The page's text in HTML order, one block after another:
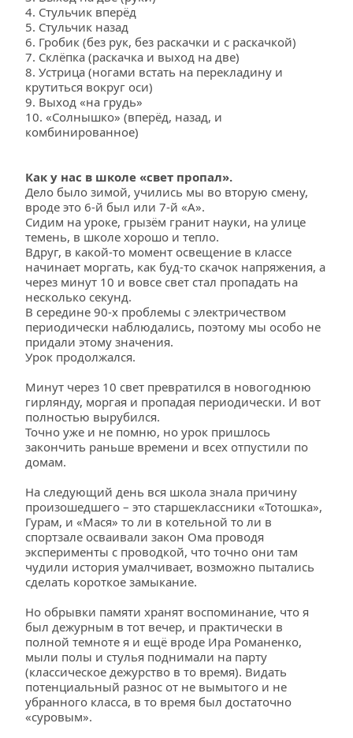
4. Стульчик вперёд
5. Стульчик назад
6. Гробик (без рук, без раскачки и с раскачкой)
7. Склёпка (раскачка и выход на две)
8. Устрица (ногами встать на перекладину и
крутиться вокруг оси)
9. Выход «на грудь»
10. «Солнышко» (вперёд, назад, и
комбинированное)
Как у нас в школе «свет пропал».
Дело было зимой, учились мы во вторую смену,
вроде это 6-й был или 7-й «А».
Сидим на уроке, грызём гранит науки, на улице
темень, в школе хорошо и тепло.
Вдруг, в какой-то момент освещение в классе
начинает моргать, как буд-то скачок напряжения, а
через минут 10 и вовсе свет стал пропадать на
несколько секунд.
В середине 90-х проблемы с электричеством
периодически наблюдались, поэтому мы особо не
придали этому значения.
Урок продолжался.
Минут через 10 свет превратился в новогоднюю
гирлянду, моргая и пропадая периодически. И вот
полностью вырубился.
Точно уже и не помню, но урок пришлось
закончить раньше времени и всех отпустили по
домам.
На следующий день вся школа знала причину
произошедшего – это старшеклассники «Тотошка»,
Гурам, и «Мася» то ли в котельной то ли в
спортзале осваивали закон Ома проводя
эксперименты с проводкой, что точно они там
чудили история умалчивает, возможно пытались
сделать короткое замыкание.
Но обрывки памяти хранят воспоминание, что я
был дежурным в тот вечер, и практически в
полной темноте я и ещё вроде Ира Романенко,
мыли полы и стулья поднимали на парту
(классическое дежурство в то время). Видать
потенциальный разнос от не вымытого и не
убранного класса, в то время был достаточно
«суровым».